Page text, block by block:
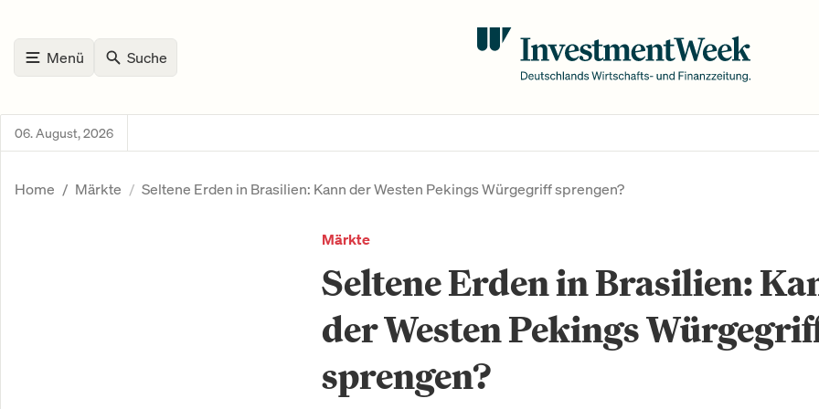
Menü Suche
06. August, 2026
Home Märkte Seltene Erden in Brasilien: Kann der Westen Pekings Würgegriff sprengen?
Märkte
Seltene Erden in Brasilien:
der Westen Pekings
sprengen?